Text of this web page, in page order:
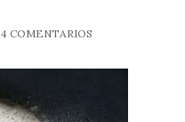
4 COMENTARIOS